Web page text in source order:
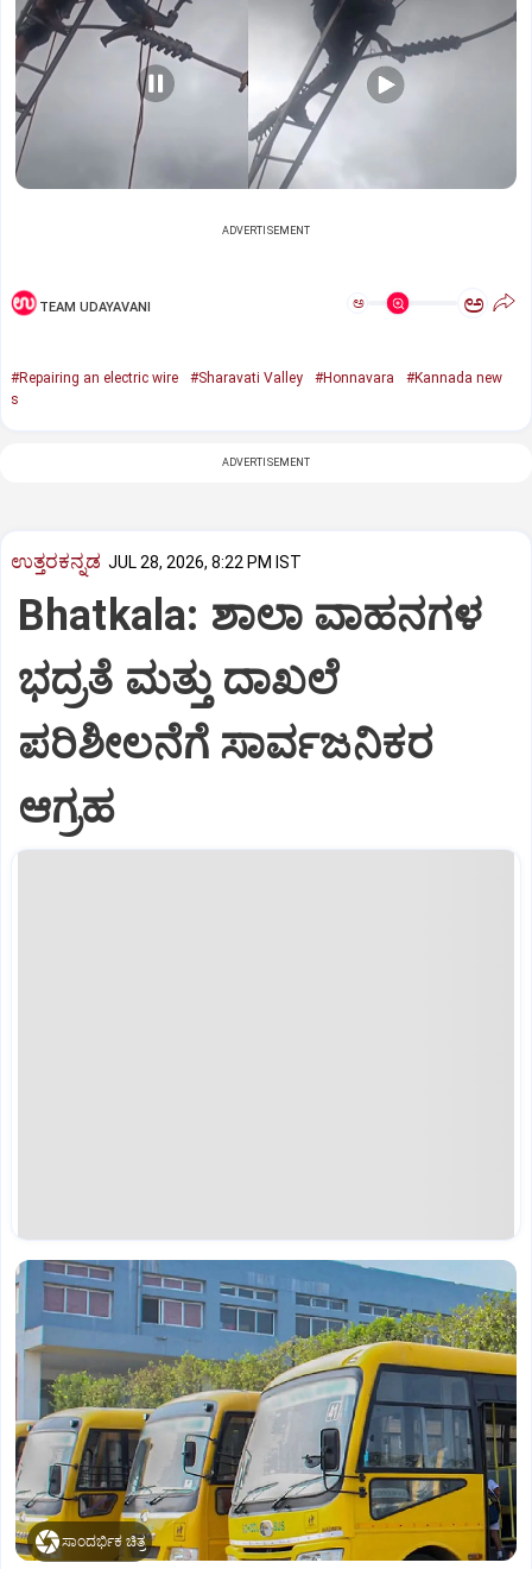
ADVERTISEMENT
TEAM UDAYAVANI ಅ ಅ
#Repairing an electric wire #Sharavati Valley #Honnavara
#Kannada new
s
ADVERTISEMENT
ಉತ್ತರಕನ್ನಡ JUL 28, 2026, 8:22 PM IST
Bhatkala: ಶಾಲಾ ವಾಹನಗಳ
ಭದ್ರತೆ ಮತ್ತು ದಾಖಲೆ
ಪರಿಶೀಲನೆಗೆ ಸಾರ್ವಜನಿಕರ
ಆಗ್ರಹ
ಸಾಂದರ್ಭಿಕ ಚಿತ್ರ